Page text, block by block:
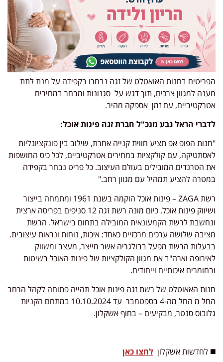
הפריטים בחנות האואטלט של זגה נבחרו בקפידה על מנת לתת
מענה למגוון צרכים, תוך דגש על סגנונות ומבחר במחירים
אטרקטיביים, עם זמן אספקה מהיר.
לדברי הראל גבע מנכ"ל חברת זגה פינות אוכל:
"חנות הפופ אפ תציע חווית קנייה אחרת, שילוב בין פונקציונליות
לאסתטיקה, עם קולקציות במחירים אטרקטיביים, לכל כיס החושפות
את הטרנדים המובילים בעולם העיצוב. כל פריט נבחר בקפידה
במטרה להציע תמהיל עם מגוון רחב."
רשת ZAGA – פינות אוכל הוקמה בשנת 1961 ומתמחה בייצור
ושיווק פינות אוכל. כיום מונה רשת זגה 12 סניפים בפריסה ארצית
ונחשבת לרשת הקמעונאית המובילה בתחום בישראל. הרשת
מציבה שלושה ערכים מרכזיים כאחד: איכות, נוחות ונראות עיצובית.
בבעלות הרשת מפעל בבולגריה אשר מייצר, מעצב ומשווק
לאירופה וארה"ב את מגוון הקולקציות של פינות האוכל בשיטות
ובחומרים איכותיים וייחודים.
חנות האאוטלט של רשת זגה פינות אוכל תהייה פתוחה לקהל הרחב
החל מ החל מה-4 בספטמבר עד 10.10.2024 במתחם הקניות
גלובוס סנטר, מבקיעים – בחוף אשקלון.
◼️ לחדשות אשקלון לחצו כאן